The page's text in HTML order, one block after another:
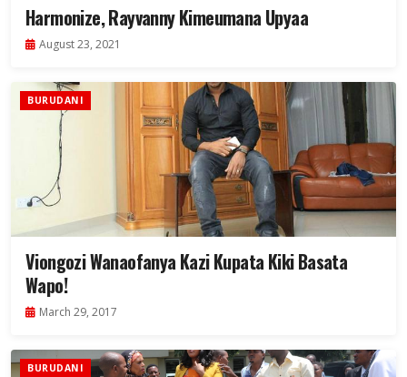
Harmonize, Rayvanny Kimeumana Upyaa
August 23, 2021
BURUDANI
Viongozi Wanaofanya Kazi Kupata Kiki Basata
Wapo!
March 29, 2017
BURUDANI